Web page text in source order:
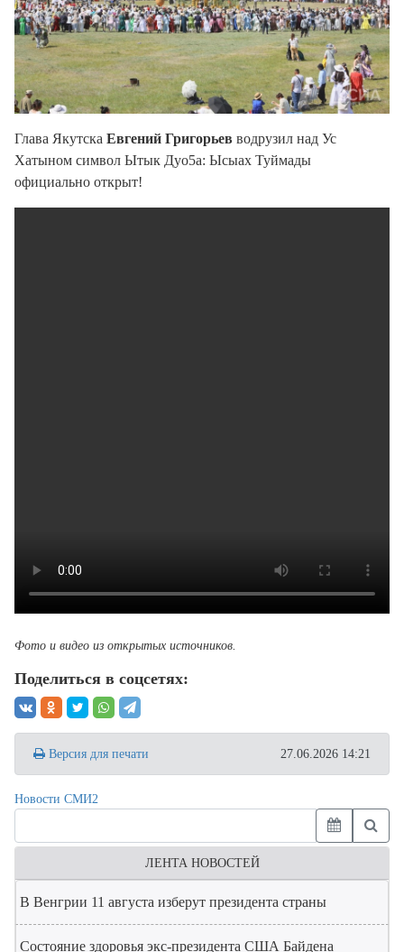
Глава Якутска Евгений Григорьев водрузил над Ус
Хатыном символ Ытык Дуо5а: Ысыах Туймады
официально открыт!
Фото и видео из открытых источников.
Поделиться в соцсетях:
Версия для печати 27.06.2026 14:21
Новости СМИ2
ЛЕНТА НОВОСТЕЙ
В Венгрии 11 августа изберут президента страны
Состояние здоровья экс-президента США Байдена